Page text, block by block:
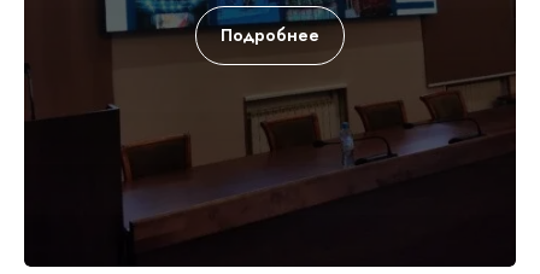
Подробнее